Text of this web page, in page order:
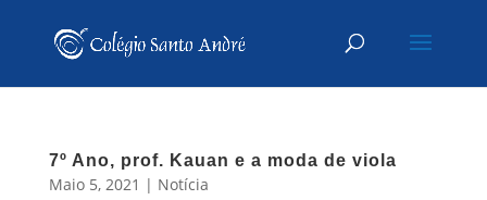
7º Ano, prof. Kauan e a moda de viola
Maio 5, 2021 | Notícia